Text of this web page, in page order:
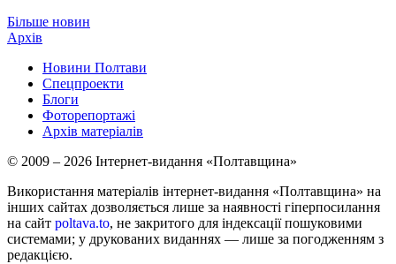
Більше новин
Архів
Новини Полтави
Спецпроекти
Блоги
Фоторепортажі
Архів матеріалів
© 2009 – 2026 Інтернет-видання «Полтавщина»
Використання матеріалів інтернет-видання «Полтавщина» на
інших сайтах дозволяється лише за наявності гіперпосилання
на сайт poltava.to, не закритого для індексації пошуковими
системами; у друкованих виданнях — лише за погодженням з
редакцією.